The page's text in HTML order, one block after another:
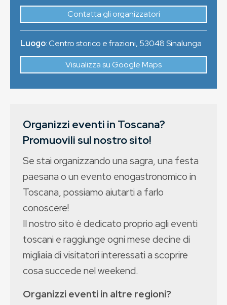
Contatta gli organizzatori
Luogo:Centro storico e frazioni, 53048Sinalunga
Visualizza su Google Maps
Organizzi eventi in Toscana?
Promuovili sul nostro sito!
Se stai organizzando una sagra, una festa
paesana o un evento enogastronomico in
Toscana, possiamo aiutarti a farlo
conoscere!
Il nostro sito è dedicato proprio agli eventi
toscani e raggiunge ogni mese decine di
migliaia di visitatori interessati a scoprire
cosa succede nel weekend.
Organizzi eventi in altre regioni?